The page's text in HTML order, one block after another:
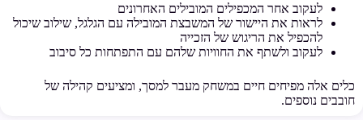
לעקוב אחר המכפילים המובילים האחרונים
לראות את היישור של המשבצת המובילה עם הגלגל, שילוב שיכול
להכפיל את הריגוש של הזכייה
לעקוב ולשתף את החוויות שלהם עם התפתחות כל סיבוב
כלים אלה מפיחים חיים במשחק מעבר למסך, ומציעים קהילה של
חובבים נוספים.